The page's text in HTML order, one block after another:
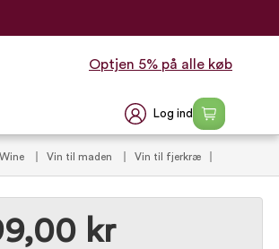
Optjen 5% på alle køb
Log ind
Vin til maden
Vin til fjerkræ
kr